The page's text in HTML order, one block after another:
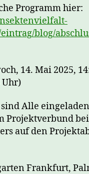
Programm hier:
blog/
14. Mai 2025,
Uhr)
Alle
Projektverbund
auf den
Frankfurt,